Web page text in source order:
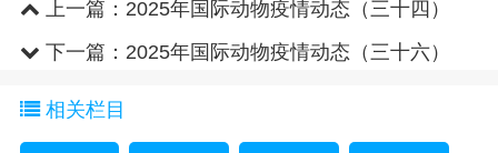
上一篇： 2025年国际动物疫情动态（三十四）
下一篇： 2025年国际动物疫情动态（三十六）
相关栏目